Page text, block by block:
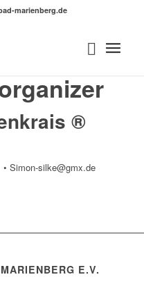
marienberg.de
®
• Simon-silke@gmx.de
E.V.